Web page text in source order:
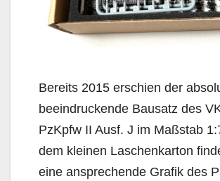
Bereits 2015 erschien der
beeindruckende Bausatz des
PzKpfw II Ausf. J im Maßstab
dem kleinen Laschenkarton
eine ansprechende Grafik des